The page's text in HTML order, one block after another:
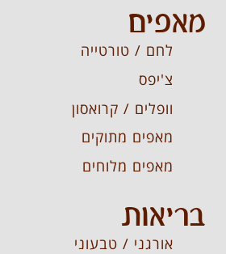
מאפים
לחם / טורטייה
צ'יפס
וופלים / קרואסון
מאפים מתוקים
מאפים מלוחים
בריאות
אורגני / טבעוני